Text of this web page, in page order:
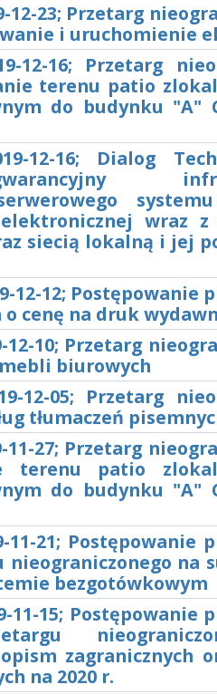
12-23; Przetarg
i uruchomienie
12-16; Przetarg
terenu patio
do budynku "A"
12-16; Dialog
wraz z
siecią lokalną i jej
12-12; Postępowanie
cenę na druk
12-10; Przetarg
biurowych
12-05; Przetarg
tłumaczeń
11-27; Przetarg
terenu patio
do budynku "A"
11-21; Postępowanie
na
bezgotówkowym
11-15; Postępowanie
zagranicznych
na 2020 r.